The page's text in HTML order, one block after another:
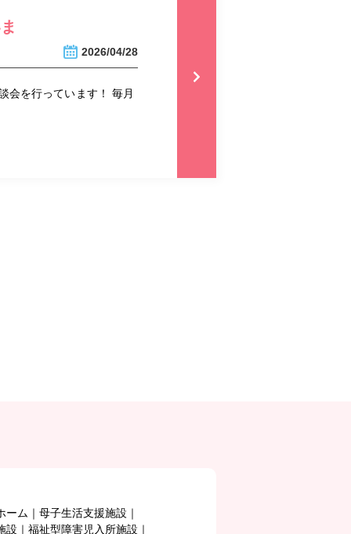
2026/04/28
会を行っています！ 毎月
ーム
母子生活支援施設
設
福祉型障害児入所施設